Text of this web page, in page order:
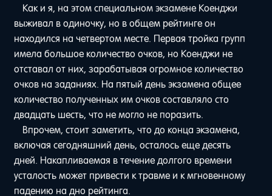
Как и я, на этом специальном экзамене Коенджи
выживал в одиночку, но в общем рейтинге он
находился на четвертом месте. Первая тройка групп
имела большое количество очков, но Коенджи не
отставал от них, зарабатывая огромное количество
очков на заданиях. На пятый день экзамена общее
количество полученных им очков составляло сто
двадцать шесть, что не могло не поразить.
Впрочем, стоит заметить, что до конца экзамена,
включая сегодняшний день, осталось еще десять
дней. Накапливаемая в течение долгого времени
усталость может привести к травме и к мгновенному
падению на дно рейтинга.